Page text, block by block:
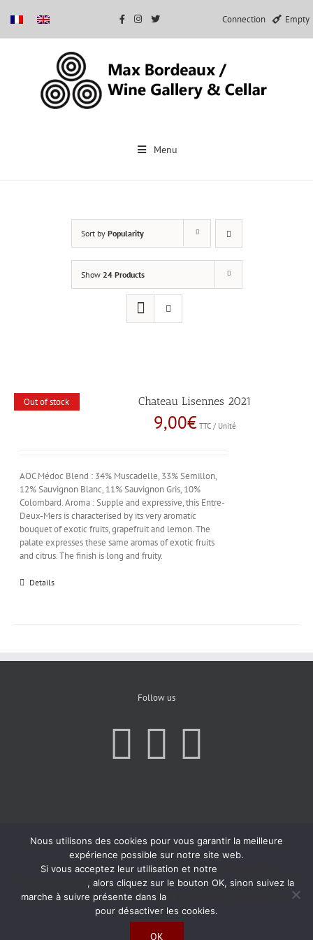
Connection Empty
Menu
Sort by Popularity
Show 24 Products
Out of stock Chateau Lisennes 2021
9,00€ TTC / Unité
AOC Médoc Blend : 34% Muscadelle, 33% Semillon,
12% Sauvignon Blanc, 11% Sauvignon Gris, 10%
Colombard. Aroma : Supple and expressive, this Entre-
Deux-Mers is characterised by its very aromatic
bouquet of exotic fruits, grapefruit and lemon. The
palate expresses these same aromas of exotic fruits
and citrus. The finish is long and fruity.
Details
Follow us
Nous utilisons des cookies pour vous garantir la meilleure
expérience possible sur notre site web.
Si vous acceptez leur utilisation et notre
, alors cliquez sur le bouton OK, sinon suivez la
marche à suivre présente dans la
pour désactiver les cookies.
OK